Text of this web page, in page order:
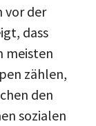
vor der
dass
meisten
zählen,
den
sozialen